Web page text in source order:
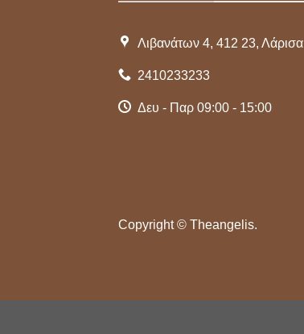
Λιβανάτων 4, 412 23, Λάρισα
2410233233
Δευ - Παρ 09:00 - 15:00
Copyright © Theangelis.